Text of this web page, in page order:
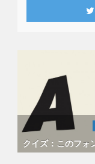
クイズ：このフォ